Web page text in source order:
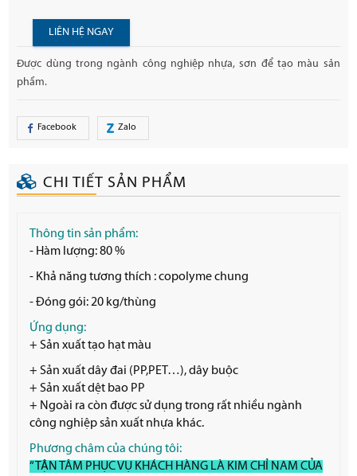
LIÊN HỆ NGAY
Được dùng trong ngành công nghiệp nhựa, sơn để tạo màu sản
phẩm.
Facebook Zalo
CHI TIẾT SẢN PHẨM
Thông tin sản phẩm:
- Hàm lượng: 80 %
- Khả năng tương thích : copolyme chung
- Đóng gói: 20 kg/thùng
Ứng dụng:
+ Sản xuất tạo hạt màu
+ Sản xuất dây đai (PP,PET…), dây buộc
+ Sản xuất dệt bao PP
+ Ngoài ra còn được sử dụng trong rất nhiều ngành
công nghiệp sản xuất nhựa khác.
Phương châm của chúng tôi:
“TẬN TÂM PHỤC VỤ KHÁCH HÀNG LÀ KIM CHỈ NAM CỦA